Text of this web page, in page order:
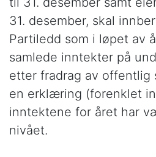
31. desember, skal
Partiledd som i løpet av
samlede inntekter på
etter fradrag av offentlig
en erklæring (forenklet
inntektene for året har
nivået.